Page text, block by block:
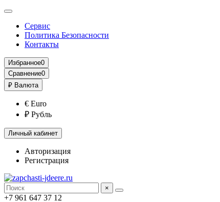
Сервис
Политика Безопасности
Контакты
Избранное0
Сравнение0
₽ Валюта
€ Euro
₽ Рубль
Личный кабинет
Авторизация
Регистрация
×
+7 961 647 37 12